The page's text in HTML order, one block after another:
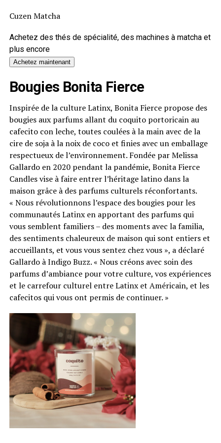
Cuzen Matcha
Achetez des thés de spécialité, des machines à matcha et
plus encore
Achetez maintenant
Bougies Bonita Fierce
Inspirée de la culture Latinx, Bonita Fierce propose des
bougies aux parfums allant du coquito portoricain au
cafecito con leche, toutes coulées à la main avec de la
cire de soja à la noix de coco et finies avec un emballage
respectueux de l’environnement. Fondée par Melissa
Gallardo en 2020 pendant la pandémie, Bonita Fierce
Candles vise à faire entrer l’héritage latino dans la
maison grâce à des parfums culturels réconfortants.
« Nous révolutionnons l’espace des bougies pour les
communautés Latinx en apportant des parfums qui
vous semblent familiers – des moments avec la familia,
des sentiments chaleureux de maison qui sont entiers et
accueillants, et vous vous sentez chez vous », a déclaré
Gallardo à Indigo Buzz. « Nous créons avec soin des
parfums d’ambiance pour votre culture, vos expériences
et le carrefour culturel entre Latinx et Américain, et les
cafecitos qui vous ont permis de continuer. »